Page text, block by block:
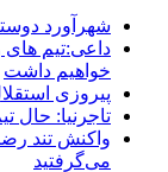
شهرآورد
داعی:تیم های
خواهیم داشت
پیروزی
تاجرنیا:
واکنش تند
می‌گرفتید